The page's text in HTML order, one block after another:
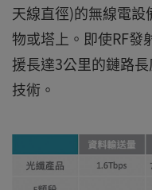
天線直徑)的無線電
物或塔上。即使RF發
援長達3公里的鏈路
技術。